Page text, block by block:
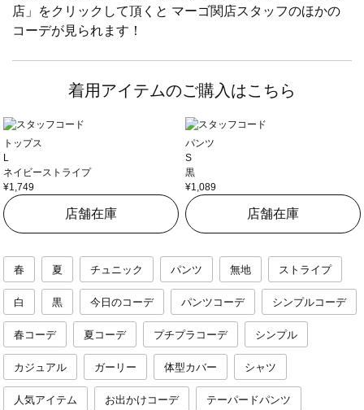
店」をクリックして頂くと マーゴ関店スタッフのほかの
コーデが見られます！
着用アイテムのご購入はこちら
トップス
L
ネイビーストライプ
¥1,749
店舗在庫
パンツ
S
黒
¥1,089
店舗在庫
春 夏 チュニック パンツ 無地 ストライプ
白 黒 今日のコーデ パンツコーデ シンプルコーデ
春コーデ 夏コーデ プチプラコーデ シンプル
カジュアル ガーリー 体型カバー シャツ
人気アイテム お出かけコーデ テーパードパンツ